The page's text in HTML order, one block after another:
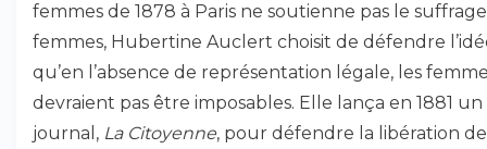
femmes de 1878 à Paris ne soutienne pas le
femmes, Hubertine Auclert choisit de défendre
qu’en l’absence de représentation légale, les
devraient pas être imposables. Elle lança en 1881 un
journal, La Citoyenne, pour défendre la libération